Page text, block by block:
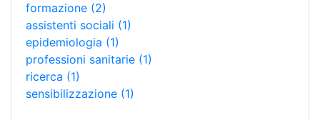
formazione (2)
assistenti sociali (1)
epidemiologia (1)
professioni sanitarie (1)
ricerca (1)
sensibilizzazione (1)